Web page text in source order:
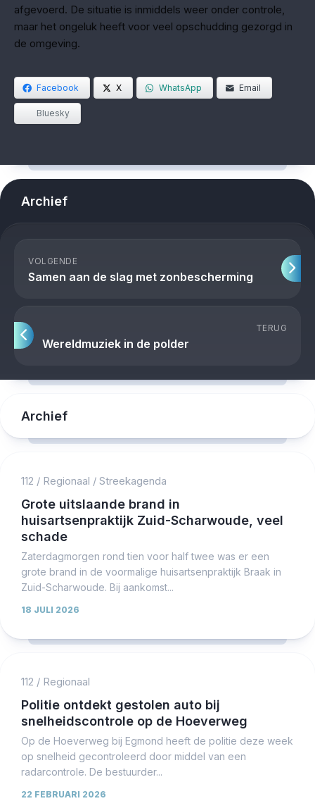
afgevoerd. De situatie is inmiddels weer onder controle,
maar het ongeluk heeft voor veel opschudding gezorgd in
de omgeving.
Facebook X WhatsApp Email
Bluesky
Archief
VOLGENDE
Samen aan de slag met zonbescherming
TERUG
Wereldmuziek in de polder
Archief
112 / Regionaal / Streekagenda
Grote uitslaande brand in
huisartsenpraktijk Zuid-Scharwoude, veel
schade
Zaterdagmorgen rond tien voor half twee was er een
grote brand in de voormalige huisartsenpraktijk Braak in
Zuid-Scharwoude. Bij aankomst...
18 JULI 2026
112 / Regionaal
Politie ontdekt gestolen auto bij
snelheidscontrole op de Hoeverweg
Op de Hoeverweg bij Egmond heeft de politie deze week
op snelheid gecontroleerd door middel van een
radarcontrole. De bestuurder...
22 FEBRUARI 2026